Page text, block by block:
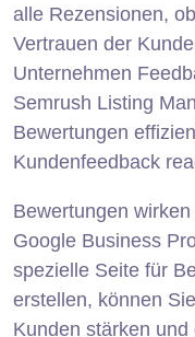
alle Rezensionen,
Vertrauen der
Unternehmen
Semrush Listing
Bewertungen
Kundenfeedback
Bewertungen
Google Business
spezielle Seite für
erstellen, können
Kunden stärken